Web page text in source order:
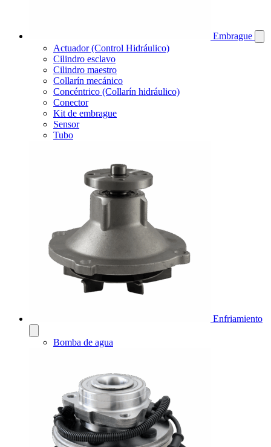
Embrague
Actuador (Control Hidráulico)
Cilindro esclavo
Cilindro maestro
Collarín mecánico
Concéntrico (Collarín hidráulico)
Conector
Kit de embrague
Sensor
Tubo
Enfriamiento
Bomba de agua